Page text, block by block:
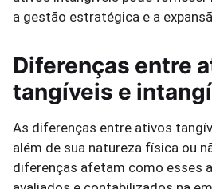
a gestão estratégica e a
Diferenças entre
tangíveis e
As diferenças entre ativos
além de sua natureza física ou
diferenças afetam como esses